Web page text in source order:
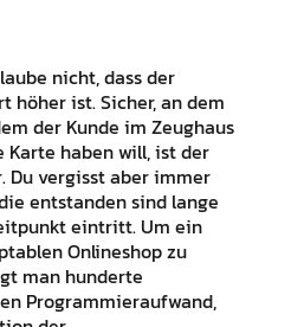
nicht, dass der
höher ist. Sicher, an dem
der Kunde im Zeughaus
Karte haben will, ist der
Du vergisst aber immer
entstanden sind lange
eintritt. Um ein
Onlineshop zu
man hunderte
Programmieraufwand,